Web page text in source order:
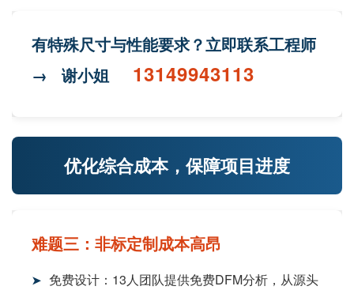
有特殊尺寸与性能要求？立即联系工程师
→ 谢小姐 13149943113
优化综合成本，保障项目进度
难题三：非标定制成本高昂
➤ 免费设计：13人团队提供免费DFM分析，从源头